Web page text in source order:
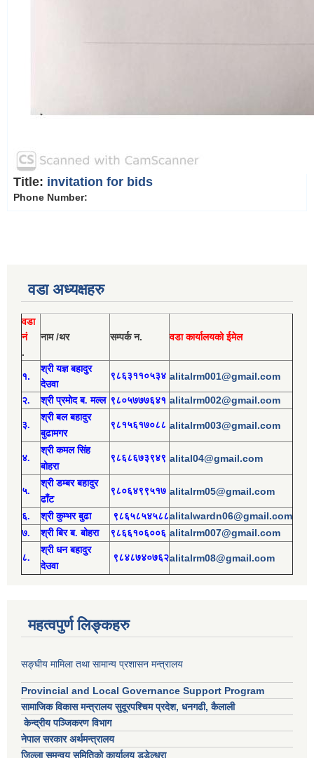
Title: invitation for bids
Phone Number:
वडा अध्यक्षहरु
वडा
नं
.
नाम /थर सम्पर्क न. वडा कार्यालयको ईमेल
१.
श्री यज्ञ बहादुर
देउवा
९८६३११०५३४ alitalrm001@gmail.com
२. श्रीप्रमोदब. मल्ल ९८०५७७७६४१ alitalrm002@gmail.com
३.
श्रीबल बहादुर
बुढामगर
९८१५६१७०८८ alitalrm003@gmail.com
४.
श्री कमल सिंह
बोहरा
९८६८६७३९४९ alital04@gmail.com
५.
श्री डम्बर बहादुर
ढाँट
९८०६४९९५१७ alitalrm05@gmail.com
६. श्री कुम्भर बुढा ९८६५८५४५८८alitalwardn06@gmail.com
७. श्री बिर ब. बोहरा ९८६६१०६००६ alitalrm007@gmail.com
८.
श्री धन बहादुर
देउवा
९८४८७४०७६२alitalrm08@gmail.com
महत्वपुर्ण लिङ्कहरु
सङ्घीय मामिला तथा सामान्य प्रशासन मन्त्रालय
Provincial and Local Governance Support Program
सामाजिक विकास मन्त्रालय सुदूरपश्चिम प्रदेश, धनगढी, कैलाली
केन्द्रीय पञ्जिकरण विभाग
नेपाल सरकार अर्थमन्त्रालय
जिल्ला समन्वय समितिको कार्यालय डडेल्धुरा